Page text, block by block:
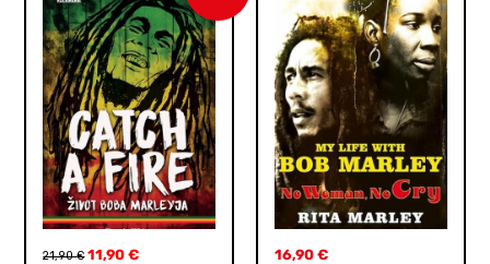
21,90€ 11,90€ 16,90 €